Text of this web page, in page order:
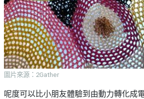
圖片來源：2Gather
呢度可以比小朋友體驗到由動力轉化成